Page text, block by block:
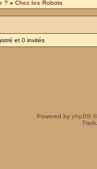
? » Chez les Robots
et 0 invités
Powered by phpBB